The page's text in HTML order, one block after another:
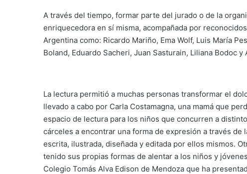
A través del tiempo, formar parte del jurado o de la
enriquecedora en sí misma, acompañada por
Argentina como: Ricardo Mariño, Ema Wolf, Luis María
Boland, Eduardo Sacheri, Juan Sasturain, Liliana Bodoc y
La lectura permitió a muchas personas transformar el
llevado a cabo por Carla Costamagna, una mamá que
espacio de lectura para los niños que concurren a
cárceles a encontrar una forma de expresión a través de
escrita, ilustrada, diseñada y editada por ellos mismos.
tenido sus propias formas de alentar a los niños y
Colegio Tomás Alva Edison de Mendoza que ha